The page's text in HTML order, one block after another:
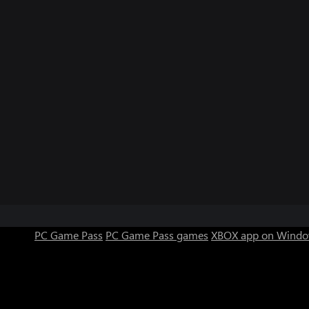
PC Game Pass PC Game Pass games XBOX app on